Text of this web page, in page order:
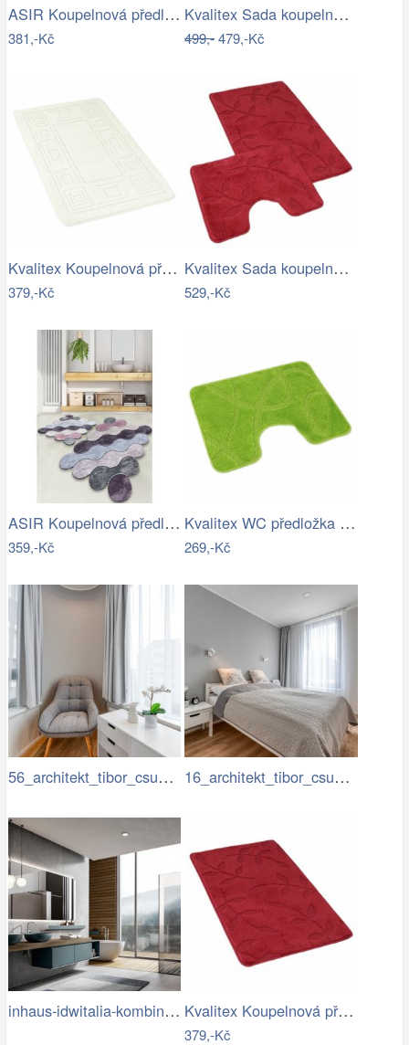
ASIR Koupelnová předložka BOMB černobílá
381,-Kč
Kvalitex Sada koupelnových předložek…
499,-479,-Kč
Kvalitex Koupelnová předložka Ornament…
379,-Kč
Kvalitex Sada koupelnových předložek…
529,-Kč
ASIR Koupelnová předložka CIRCLE…
359,-Kč
Kvalitex WC předložka Elipsy zelená, 60…
269,-Kč
56_architekt_tibor_csukas_byty_Luka.jpg 16_architekt_tibor_csukas_byty_Luka.jpg
inhaus-idwitalia-kombinace-barev3.jpg Kvalitex Koupelnová předložka Listy…
379,-Kč